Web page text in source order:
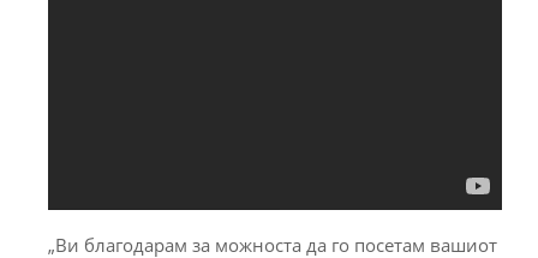
„Ви благодарам за можноста да го посетам вашиот